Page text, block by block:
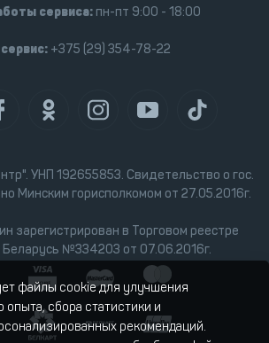
УНП 192655853. Свидетельство о гос.
Минским горисполкомом от 27.05.2016г.
зарегистрирован в Торговом реестре
Беларусь №334203 от 07.06.2016г.
сервиса:пн-пт 9:00 - 18:00
+375 (29) 354-78-22
файлы cookie для улучшения
опыта, сбора статистики и
рекомендаций.